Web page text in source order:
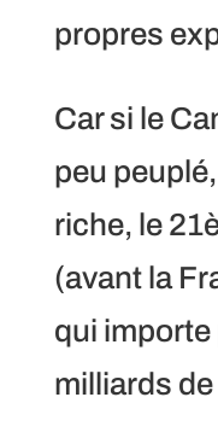
propres
Car si le
peu
riche, le
(avant la
qui importe
milliards